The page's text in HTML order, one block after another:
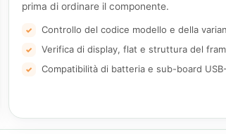
prima di ordinare il componente.
✓ Controllo del codice modello e della
✓ Verifica di display, flat e struttura del
✓ Compatibilità di batteria e sub-board